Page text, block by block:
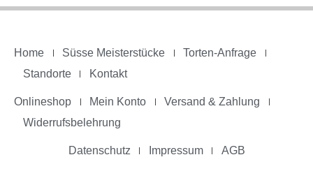
Home Süsse Meisterstücke
Torten-Anfrage
Standorte
Kontakt
Onlineshop Mein Konto
Versand & Zahlung
Widerrufsbelehrung
Datenschutz Impressum AGB